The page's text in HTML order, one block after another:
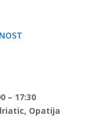
– 17:30
Opatija